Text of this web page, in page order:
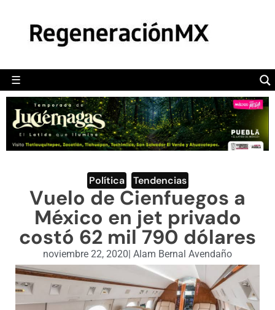
☰
POLÍTICA
CAMALEÓN
OPINIÓN
DEPORTES
ENGLISH SECTION
VIDEOS
Política Tendencias
Vuelo de Cienfuegos a
México en jet privado
costó 62 mil 790 dólares
noviembre 22, 2020| Alam Bernal Avendaño